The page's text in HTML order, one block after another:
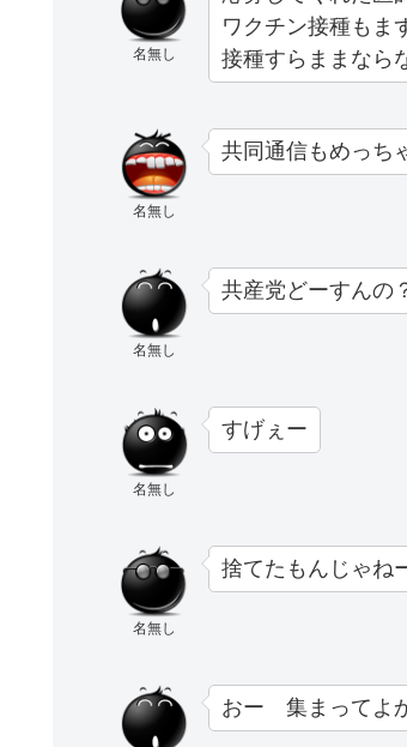
名無し
ワクチン接種もま
接種すらままなら
名無し
共同通信もめっち
名無し
共産党どーすんの
名無し
すげぇー
名無し
捨てたもんじゃね
おー 集まってよ